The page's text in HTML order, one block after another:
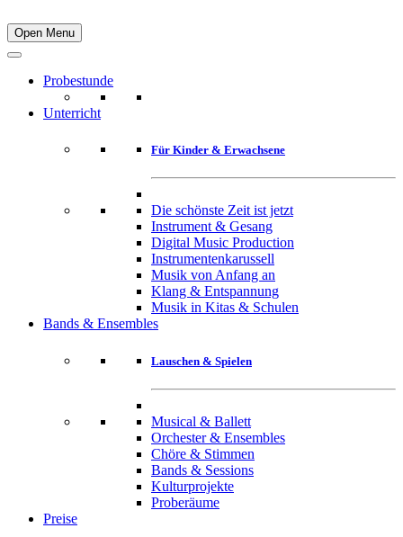
Open Menu
Probestunde
Unterricht
Für Kinder & Erwachsene
Die schönste Zeit ist jetzt
Instrument & Gesang
Digital Music Production
Instrumentenkarussell
Musik von Anfang an
Klang & Entspannung
Musik in Kitas & Schulen
Bands & Ensembles
Lauschen & Spielen
Musical & Ballett
Orchester & Ensembles
Chöre & Stimmen
Bands & Sessions
Kulturprojekte
Proberäume
Preise